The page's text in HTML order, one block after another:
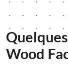
Wood